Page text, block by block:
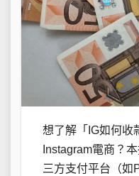
想了解「IG如何收
Instagram電商？
三方支付平台（如